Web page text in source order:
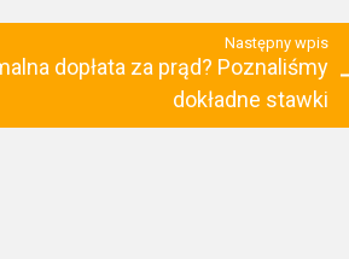
Następny wpis
dopłata za prąd? Poznaliśmy
dokładne stawki